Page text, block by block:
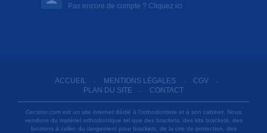
Pas encore de compte ? Cliquez ici
ACCUEIL - MENTIONS LÉGALES - CGV -
PLAN DU SITE - CONTACT
Cecsmo.com est un site internet dédié à l'orthodontiste et à son cabinet. Nous
vendons du matériel orthodontique tel que des brackets, des kits brackets, des
boutons à coller, du rangement pour brackets, de la cire de protection, des